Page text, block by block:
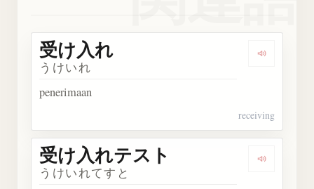
受け入れ
うけいれ
penerimaan
receiving
受け入れテスト
うけいれてすと